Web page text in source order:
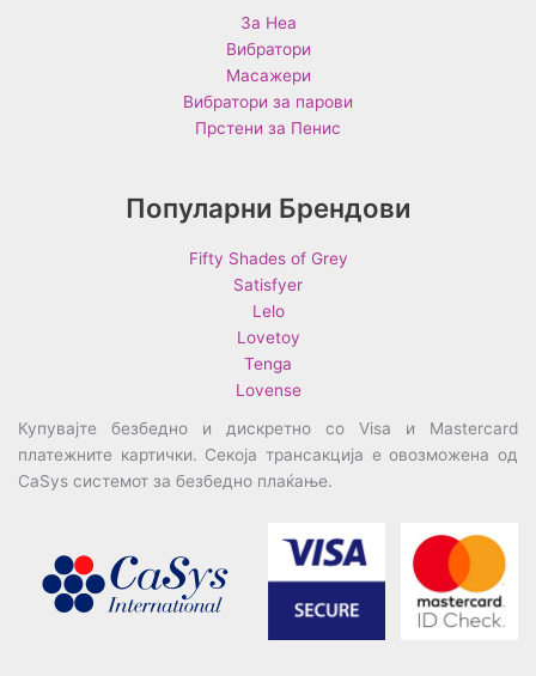
За Неа
Вибратори
Масажери
Вибратори за парови
Прстени за Пенис
Популарни Брендови
Fifty Shades of Grey
Satisfyer
Lelo
Lovetoy
Tenga
Lovense
Купувајте безбедно и дискретно со Visa и Mastercard
платежните картички. Секоја трансакција е овозможена од
CaSys системот за безбедно плаќање.